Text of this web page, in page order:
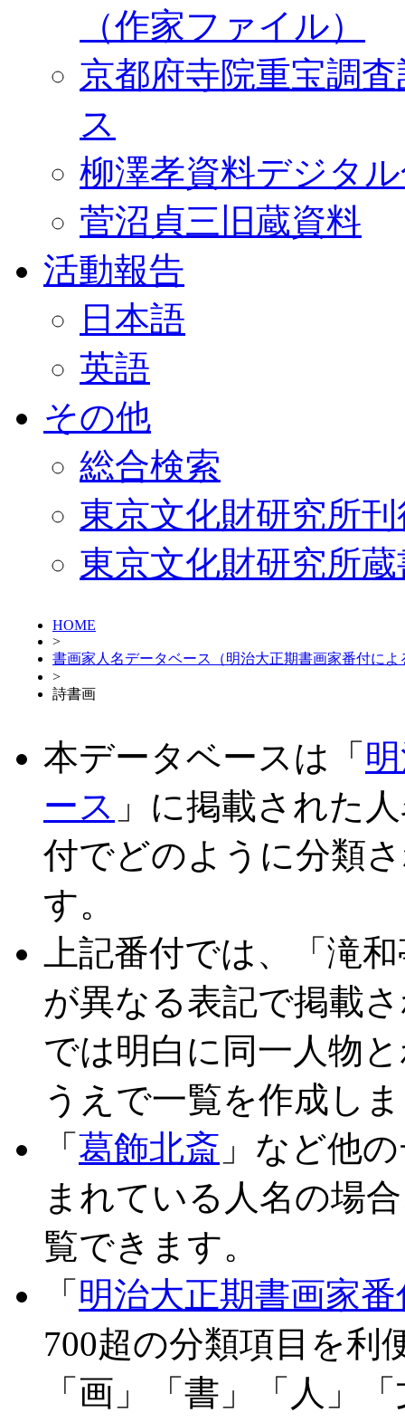
（作家ファイル）
京都府寺院重宝調
ス
柳澤孝資料デジタ
菅沼貞三旧蔵資料
活動報告
日本語
英語
その他
総合検索
東京文化財研究所
東京文化財研究所
HOME
>
書画家人名データベース（明治大正期書画家番付によ
>
詩書画
本データベースは「
ース 」に掲載された
付でどのように分類
す。
上記番付では、「滝
が異なる表記で掲載
では明白に同一人物
うえで一覧を作成し
「 葛飾北斎 」など他
まれている人名の場
覧できます。
「 明治大正期書画家
700超の分類項目を利
「画」「書」「人」